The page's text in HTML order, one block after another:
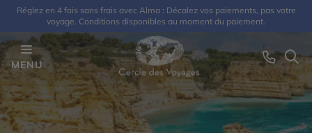
Réglez en 4 fois sans frais avec Alma : Décalez vos paiements, pas votre
voyage. Conditions disponibles au moment du paiement.
MENU